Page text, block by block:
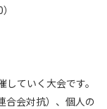
ていく大会です。
合会対抗）、個人の